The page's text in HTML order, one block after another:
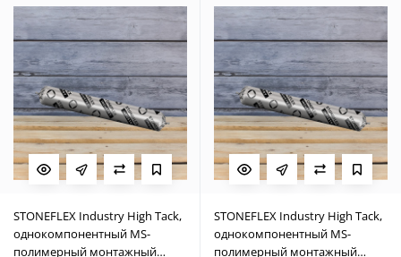
STONEFLEX Industry High Tack,
однокомпонентный MS-
полимерный монтажный
STONEFLEX Industry High Tack,
однокомпонентный MS-
полимерный монтажный